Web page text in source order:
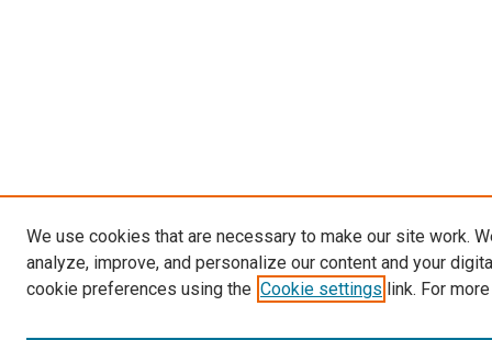
We use cookies that are necessary to make our site work.
analyze, improve, and personalize our content and your
cookie preferences using the Cookie settings link. For